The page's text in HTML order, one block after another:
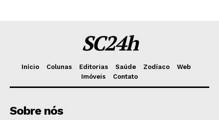
SC24h
Início Colunas Editorias Saúde Zodíaco
Web
Imóveis
Contato
Sobre nós